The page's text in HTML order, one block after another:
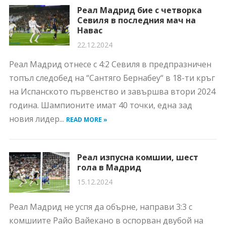
Реал Мадрид бие с четворка
Севиля в последния мач на
Навас
22.12.2024
Реал Мадрид отнесе с 4:2 Севиля в предпразничен
топъл следобед на “Сантяго Бернабеу“ в 18-ти кръг
на Испанското първенство и завършва втори 2024
година. Шампионите имат 40 точки, една зад
новия лидер... READ MORE »
Реал изпусна комшии, шест
гола в Мадрид
15.12.2024
Реал Мадрид не успя да обърне, направи 3:3 с
комшиите Райо Вайекано в оспорван двубой на